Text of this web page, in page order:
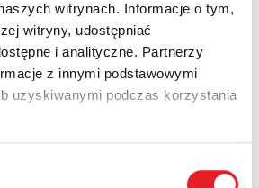
witrynach. Informacje o tym,
witryny, udostępniać
i analityczne. Partnerzy
z innymi podstawowymi
uzyskiwanymi podczas korzystania